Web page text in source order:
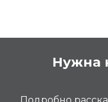
Нужна
Подробно